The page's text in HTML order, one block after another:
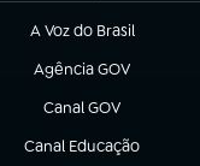
A Voz do Brasil
(abre em nova aba)
Agência GOV
(abre em nova aba)
Canal GOV
(abre em nova aba)
Canal Educação
(abre em nova aba)